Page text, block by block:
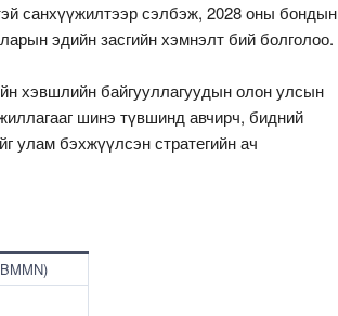
санхүүжилтээр сэлбэж, 2028 оны бондын
эдийн засгийн хэмнэлт бий болголоо.
хэвшлийн байгууллагуудын олон улсын
шинэ түвшинд авчирч, бидний
улам бэхжүүлсэн стратегийн ач